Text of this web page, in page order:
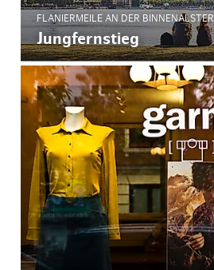
FLANIERMEILE AN DER BINNENALSTER.
Jungfernstieg